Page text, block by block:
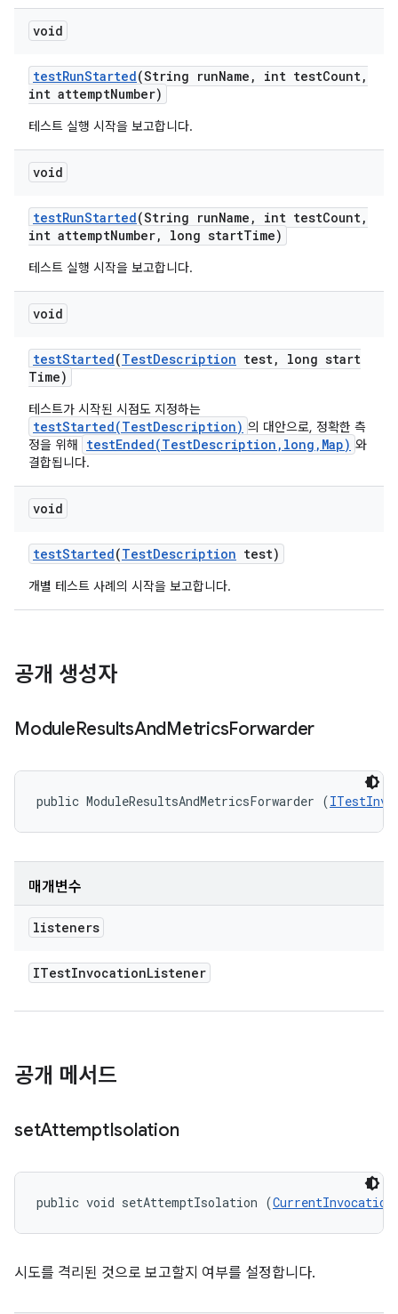
void
testRunStarted(String runName , int testCount,
int attemptNumber)
테스트 실행 시작을 보고합니다.
void
testRunStarted(String runName , int testCount,
int attemptNumber, long startTime)
테스트 실행 시작을 보고합니다.
void
testStarted(TestDescription test,
long start
Time)
테스트가 시작된 시점도 지정하는
testStarted(TestDescription) 의 대안으로, 정확한 측
정을 위해
testEnded(TestDescription,long,Map) 와
결합됩니다.
void
testStarted(TestDescription test)
개별 테스트 사례의 시작을 보고합니다.
공개 생성자
ModuleResultsAndMetricsForwarder
public ModuleResultsAndMetricsForwarder (
매개변수
listeners
ITestInvocationListener
공개 메서드
setAttemptIsolation
public void setAttemptIsolation (
시도를 격리된 것으로 보고할지 여부를 설정합니다.